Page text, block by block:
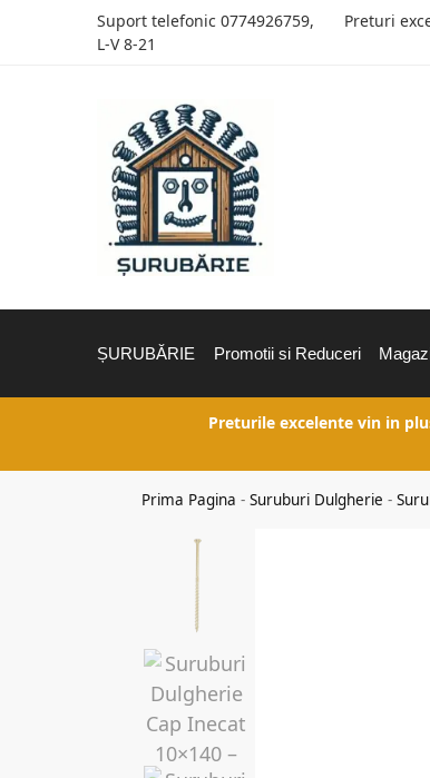
Suport telefonic 0774926759,
L-V 8-21
Preturi
ȘURUBĂRIE Promotii si Reduceri
Preturile excelente vin in
Prima Pagina -Suruburi Dulgherie -